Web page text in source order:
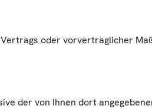
oder vorvertraglicher
der von Ihnen dort